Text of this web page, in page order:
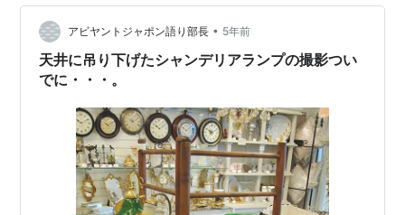
H70 cm 【ラムズゲイトラブチェア】張り素材生地：コ
ットン脚部：天然木サイズ：W122 D72 SH41 H70 c…
アビヤントジャポン語り部長 • 5年前
天井に吊り下げたシャンデリアランプの撮影つい
でに・・・。